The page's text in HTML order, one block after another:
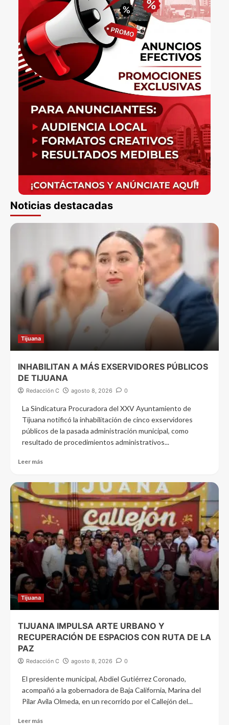
Noticias destacadas
Tijuana
INHABILITAN A MÁS EXSERVIDORES PÚBLICOS
DE TIJUANA
Redacción C agosto 8, 2026 0
La Sindicatura Procuradora del XXV Ayuntamiento de
Tijuana notificó la inhabilitación de cinco exservidores
públicos de la pasada administración municipal, como
resultado de procedimientos administrativos...
Leer más
Tijuana
TIJUANA IMPULSA ARTE URBANO Y
RECUPERACIÓN DE ESPACIOS CON RUTA DE LA
PAZ
Redacción C agosto 8, 2026 0
El presidente municipal, Abdiel Gutiérrez Coronado,
acompañó a la gobernadora de Baja California, Marina del
Pilar Avila Olmeda, en un recorrido por el Callejón del...
Leer más